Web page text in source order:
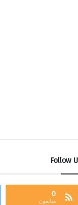
Follow
0
متابعون